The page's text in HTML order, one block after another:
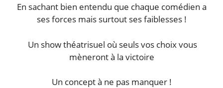
En sachant bien entendu que chaque comédien a
ses forces mais surtout ses faiblesses !
Un show théatrisuel où seuls vos choix vous
mèneront à la victoire
Un concept à ne pas manquer !